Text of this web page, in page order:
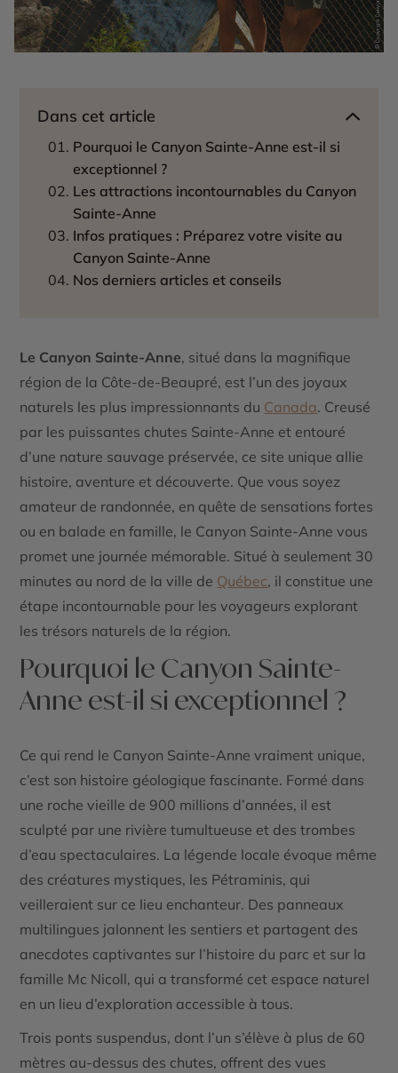
Dans cet article
Pourquoi le Canyon Sainte-Anne est-il si
exceptionnel ?
Les attractions incontournables du Canyon
Sainte-Anne
Infos pratiques : Préparez votre visite au
Canyon Sainte-Anne
Nos derniers articles et conseils
Le Canyon Sainte-Anne, situé dans la magnifique
région de la Côte-de-Beaupré, est l’un des joyaux
naturels les plus impressionnants du Canada. Creusé
par les puissantes chutes Sainte-Anne et entouré
d’une nature sauvage préservée, ce site unique allie
histoire, aventure et découverte. Que vous soyez
amateur de randonnée, en quête de sensations fortes
ou en balade en famille, le Canyon Sainte-Anne vous
promet une journée mémorable. Situé à seulement 30
minutes au nord de la ville de Québec, il constitue une
étape incontournable pour les voyageurs explorant
les trésors naturels de la région.
Pourquoi le Canyon Sainte-
Anne est-il si exceptionnel ?
Ce qui rend le Canyon Sainte-Anne vraiment unique,
c’est son histoire géologique fascinante. Formé dans
une roche vieille de 900 millions d’années, il est
sculpté par une rivière tumultueuse et des trombes
d’eau spectaculaires. La légende locale évoque même
des créatures mystiques, les Pétraminis, qui
veilleraient sur ce lieu enchanteur. Des panneaux
multilingues jalonnent les sentiers et partagent des
anecdotes captivantes sur l’histoire du parc et sur la
famille Mc Nicoll, qui a transformé cet espace naturel
en un lieu d’exploration accessible à tous.
Trois ponts suspendus, dont l’un s’élève à plus de 60
mètres au-dessus des chutes, offrent des vues